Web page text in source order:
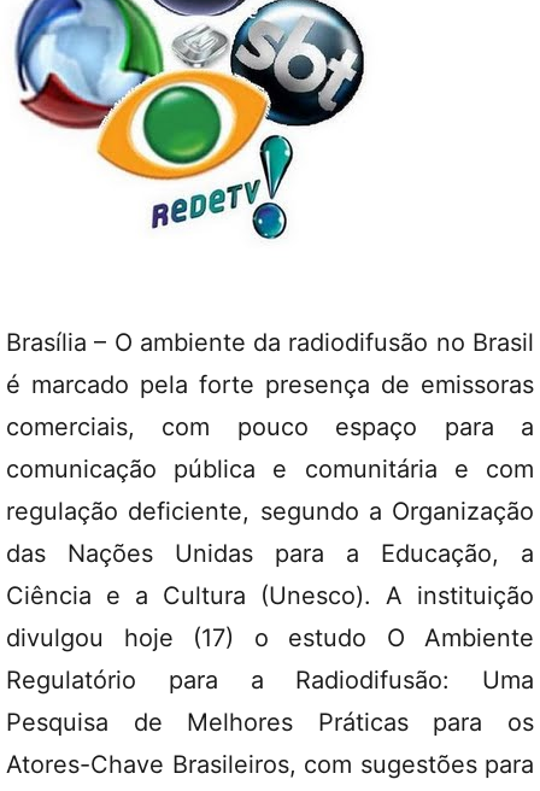
Brasília – O ambiente da radiodifusão no Brasil
é marcado pela forte presença de emissoras
comerciais, com pouco espaço para a
comunicação pública e comunitária e com
regulação deficiente, segundo a Organização
das Nações Unidas para a Educação, a
Ciência e a Cultura (Unesco). A instituição
divulgou hoje (17) o estudo O Ambiente
Regulatório para a Radiodifusão: Uma
Pesquisa de Melhores Práticas para os
Atores-Chave Brasileiros, com sugestões para